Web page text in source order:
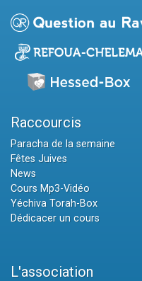
Raccourcis
Paracha de la semaine
Fêtes Juives
News
Cours Mp3-Vidéo
Yéchiva Torah-Box
Dédicacer un cours
L'association